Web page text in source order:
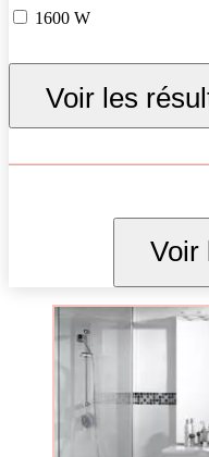
1600 W
1750 W
1800 W
2000 W
Voir les
Voir